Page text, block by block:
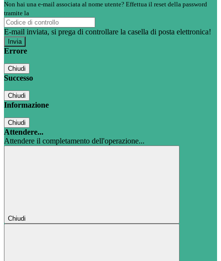
Non hai una e-mail associata al nome utente? Effettua il reset della password
tramite la
E-mail inviata, si prega di controllare la casella di posta elettronica!
Errore
Chiudi
Successo
Chiudi
Informazione
Chiudi
Attendere...
Attendere il completamento dell'operazione...
Chiudi